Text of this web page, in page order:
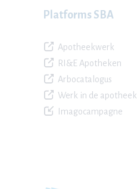
Platforms SBA
Apotheekwerk
RI&E Apotheken
Arbocatalogus
Werk in de apotheek
Imagocampagne